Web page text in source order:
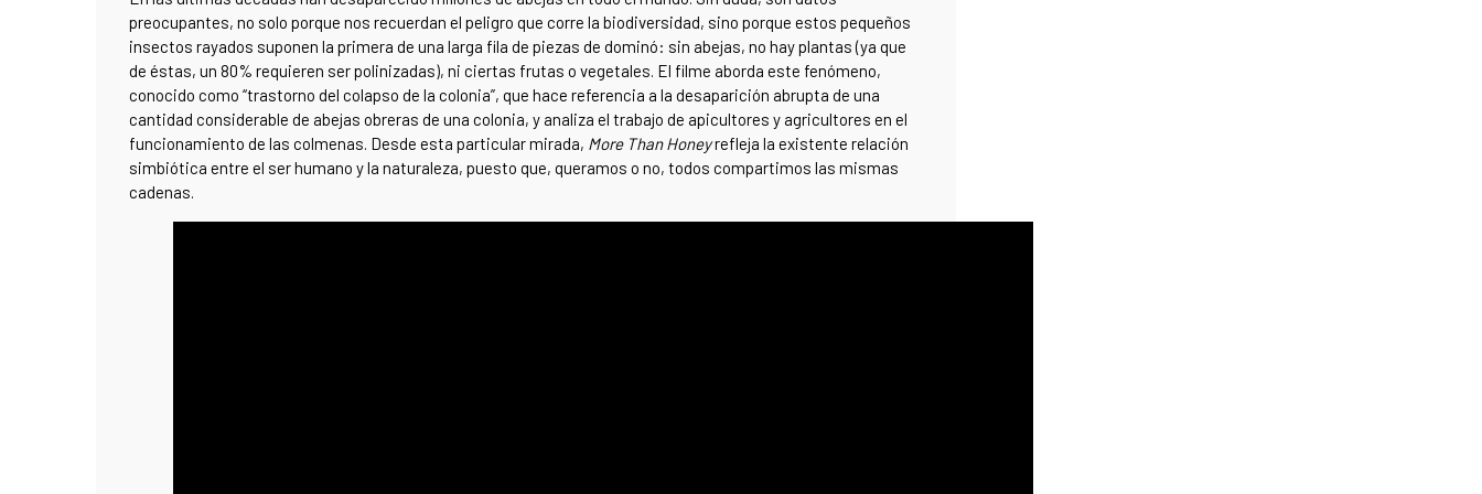
preocupantes, no solo porque nos recuerdan el peligro que corre la biodiversidad, sino porque estos pequeños
insectos rayados suponen la primera de una larga fila de piezas de dominó: sin abejas, no hay plantas (ya que
de éstas, un 80% requieren ser polinizadas), ni ciertas frutas o vegetales. El filme aborda este fenómeno,
conocido como “trastorno del colapso de la colonia”, que hace referencia a la desaparición abrupta de una
cantidad considerable de abejas obreras de una colonia, y analiza el trabajo de apicultores y agricultores en el
funcionamiento de las colmenas. Desde esta particular mirada, More Than Honeyrefleja la existente relación
simbiótica entre el ser humano y la naturaleza, puesto que, queramos o no, todos compartimos las mismas
cadenas.